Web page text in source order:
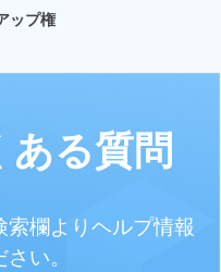
ップ権
る質問
欄よりヘルプ情報
い。